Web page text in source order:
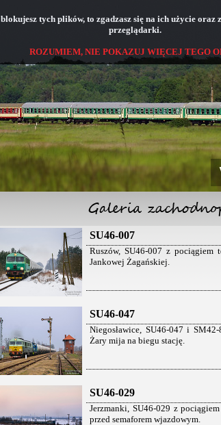
tych plików, to zgadzasz się na ich użycie
przeglądarki.
ROZUMIEM, NIE POKAZUJ WIĘCEJ TEGO
SU46-007
Ruszów, SU46-007 z pociągiem
Jankowej Żagańskiej.
SU46-047
Niegosławice, SU46-047 i
Żary mija na biegu stację.
SU46-029
Jerzmanki, SU46-029 z
przed semaforem wjazdowym.